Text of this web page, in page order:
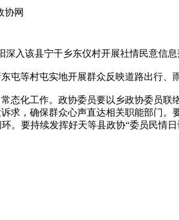
协网
该县宁干乡东仪村开展社情民意信息
等村屯实地开展群众反映道路出行、
化工作。政协委员要以乡政协委员联
求，确保群众心声直达相关职能部门
。要持续发挥好天等县政协“委员民情